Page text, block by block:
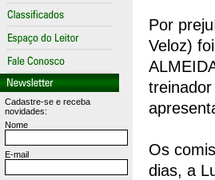
Cadastre-se e receba
novidades:
Nome
E-mail
Por
Veloz)
Os
dias, a